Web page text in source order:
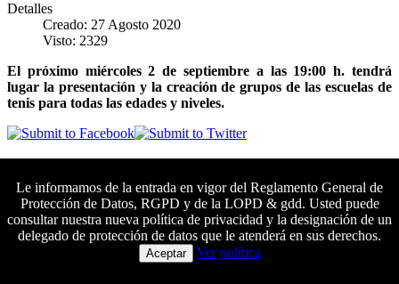
Detalles
Creado: 27 Agosto 2020
Visto: 2329
El próximo miércoles 2 de septiembre a las 19:00 h. tendrá
lugar la presentación y la creación de grupos de las escuelas de
tenis para todas las edades y niveles.
Detalles
Creado: 27 Agosto 2020
Visto: 1550
Colaboradores principales
Le informamos de la entrada en vigor del Reglamento General de
Protección de Datos, RGPD y de la LOPD & gdd. Usted puede
consultar nuestra nueva política de privacidad y la designación de un
delegado de protección de datos que le atenderá en sus derechos.
Aceptar Ver política